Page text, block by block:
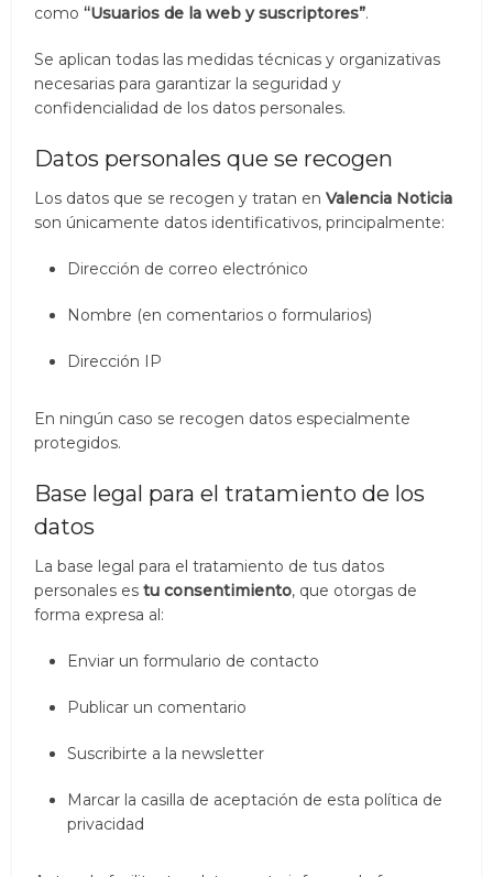
como“Usuarios de la web y suscriptores”.
Se aplican todas las medidas técnicas y organizativas
necesarias para garantizar la seguridad y
confidencialidad de los datos personales.
Datos personales que se recogen
Los datos que se recogen y tratan enValencia Noticia
son únicamente datos identificativos, principalmente:
Dirección de correo electrónico
Nombre (en comentarios o formularios)
Dirección IP
En ningún caso se recogen datos especialmente
protegidos.
Base legal para el tratamiento de los
datos
La base legal para el tratamiento de tus datos
personales estu consentimiento, que otorgas de
forma expresa al:
Enviar un formulario de contacto
Publicar un comentario
Suscribirte a la newsletter
Marcar la casilla de aceptación de esta política de
privacidad